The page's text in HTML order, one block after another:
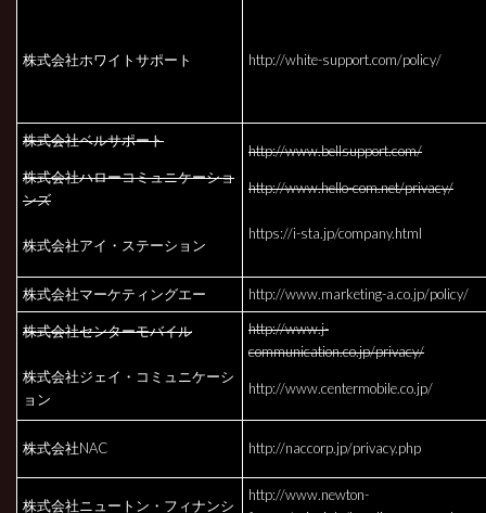
株式会社ホワイトサポート http://white-support.com/policy/
株式会社ベルサポート
株式会社ハローコミュニケーショ
ンズ
株式会社アイ・ステーション
http://www.bellsupport.com/
http://www.hello-com.net/privacy/
https://i-sta.jp/company.html
株式会社マーケティングエー http://www.marketing-a.co.jp/policy/
株式会社センターモバイル
株式会社ジェイ・コミュニケーシ
ョン
http://www.j-
communication.co.jp/privacy/
http://www.centermobile.co.jp/
株式会社NAC http://naccorp.jp/privacy.php
株式会社ニュートン・フィナンシ
http://www.newton-